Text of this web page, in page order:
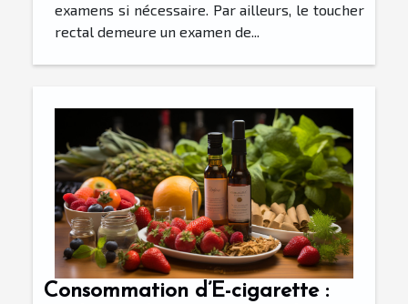
examens si nécessaire. Par ailleurs, le toucher
rectal demeure un examen de...
Consommation d’E-cigarette :